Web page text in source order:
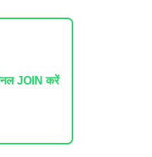
JOIN करें